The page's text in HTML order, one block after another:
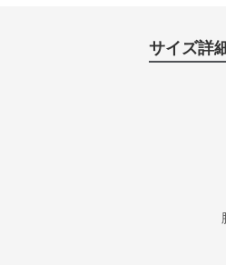
サイズ詳